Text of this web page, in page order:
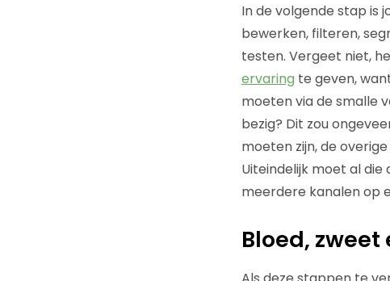
In de volgende stap is
bewerken, filteren,
testen. Vergeet niet,
ervaring te geven,
moeten via de smalle
bezig? Dit zou
moeten zijn, de
Uiteindelijk moet al die
meerdere kanalen op
Bloed,